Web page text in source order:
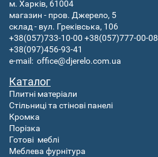
м. Харків, 61004
магазин - пров. Джерело, 5
склад - вул. Греківська, 106
+38(057)733-10-00 +38(057)777-00-08
+38(097)456-93-41
e-mail: office@djerelo.com.ua
Каталог
Плитні матеріали
Стільниці та стінові панелі
Кромка
Порізка
Готові меблі
Меблева фурнітура